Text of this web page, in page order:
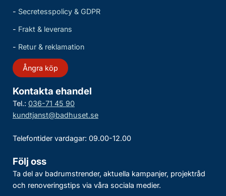
- Secretesspolicy & GDPR
- Frakt & leverans
- Retur & reklamation
Ångra köp
Kontakta ehandel
Tel.: 036-71 45 90
kundtjanst@badhuset.se
Telefontider vardagar: 09.00-12.00
Följ oss
Ta del av badrumstrender, aktuella kampanjer, projektråd
och renoveringstips via våra sociala medier.